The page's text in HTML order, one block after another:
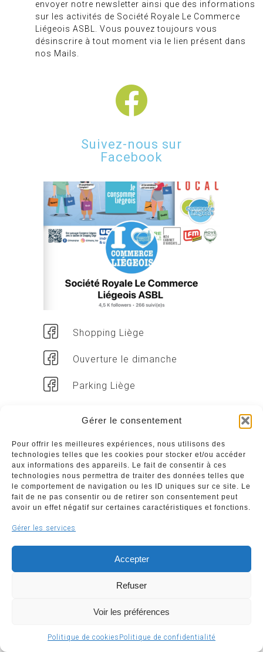
Gérer le consentement
Pour offrir les meilleures expériences, nous utilisons des
technologies telles que les cookies pour stocker et/ou accéder
aux informations des appareils. Le fait de consentir à ces
technologies nous permettra de traiter des données telles que
le comportement de navigation ou les ID uniques sur ce site. Le
fait de ne pas consentir ou de retirer son consentement peut
avoir un effet négatif sur certaines caractéristiques et fonctions.
Gérer les services
Accepter
Refuser
Voir les préférences
Politique de cookies Politique de confidentialité
envoyer notre newsletter ainsi que des informations
sur les activités de Société Royale Le Commerce
Liégeois ASBL. Vous pouvez toujours vous
désinscrire à tout moment via le lien présent dans
nos Mails.
Suivez-nous sur
Facebook
Shopping Liège
Ouverture le dimanche
Parking Liège
Liens divers
Commerçants
Annuaire des commerçants : insérez gratuitement
votre activité dans notre annuaire sur notre site ci-
www.commerceliege.be
Copyright © 2026 Société Royale Le Commerce Liégeois